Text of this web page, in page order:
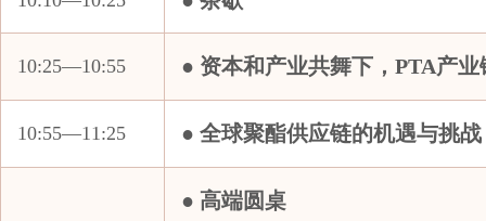
10:25—10:55 ● 资本和产业共舞下，PTA产
10:55—11:25 ● 全球聚酯供应链的机遇与挑战
● 高端圆桌
浙江恒逸物流有限公司
浙江华孚纺织有限公司
浙江汇隆新材料股份有限公司
浙江金汇特材料有限公司
浙江开宝物产有限责任公司
浙江明日控股集团股份有限公司